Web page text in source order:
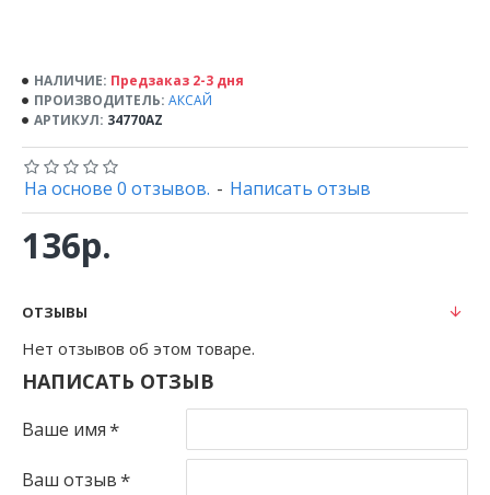
НАЛИЧИЕ: Предзаказ 2-3 дня
ПРОИЗВОДИТЕЛЬ: АКСАЙ
АРТИКУЛ: 34770AZ
На основе 0 отзывов. - Написать отзыв
136р.
ОТЗЫВЫ
Нет отзывов об этом товаре.
НАПИСАТЬ ОТЗЫВ
Ваше имя
Ваш отзыв